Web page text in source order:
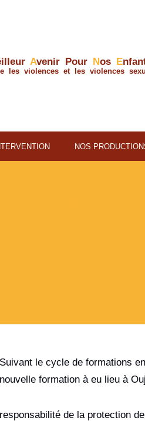
Avenir Pour Nos E
les violences et les violences
NOS
Suivant le cycle de formations
nouvelle formation à eu lieu à
responsabilité de la protection